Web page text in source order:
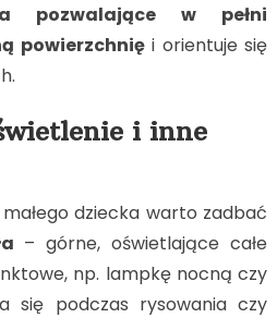
pozwalające w pełni
powierzchnięi orientuje się
i inne
dziecka warto zadbać
– górne, oświetlające całe
np. lampkę nocną czy
się podczas rysowania czy